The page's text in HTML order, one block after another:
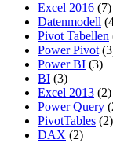
Excel 2016 (7)
Datenmodell
Pivot Tabellen
Power Pivot
Power BI (3)
BI (3)
Excel 2013 (2)
Power Query
PivotTables (2)
DAX (2)